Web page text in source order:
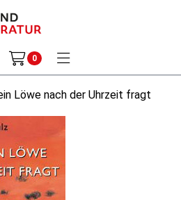
0
Löwe nach der Uhrzeit fragt